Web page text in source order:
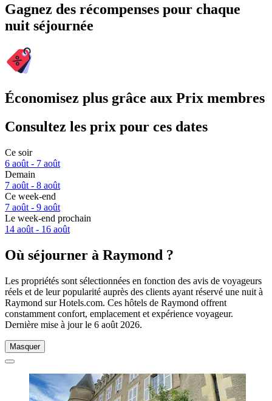
Gagnez des récompenses pour chaque
nuit séjournée
Économisez plus grâce aux Prix membres
Consultez les prix pour ces dates
Ce soir
6 août - 7 août
Demain
7 août - 8 août
Ce week-end
7 août - 9 août
Le week-end prochain
14 août - 16 août
Où séjourner à Raymond ?
Les propriétés sont sélectionnées en fonction des avis de voyageurs
réels et de leur popularité auprès des clients ayant réservé une nuit à
Raymond sur Hotels.com. Ces hôtels de Raymond offrent
constamment confort, emplacement et expérience voyageur.
Dernière mise à jour le 6 août 2026.
Masquer